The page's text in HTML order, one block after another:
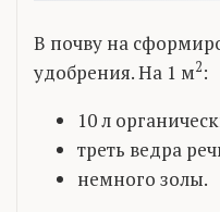
В почву на
удобрения. На 1 м2:
10 л
треть ведра
немного золы.